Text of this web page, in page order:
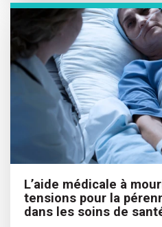
L’aide médicale à
tensions pour la
dans les soins de